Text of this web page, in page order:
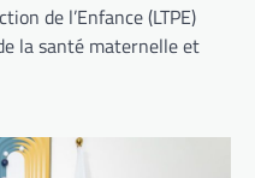
de l’Enfance (LTPE)
la santé maternelle et